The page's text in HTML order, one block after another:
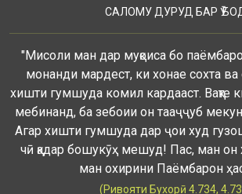
САЛОМУ ДУРУД БАР Ӯ
"Мисоли ман дар муқоиса бо
монанди мардест, ки хонае сохта ва
хишти гумшуда комил кардааст. Вақте
мебинанд, ба зебоии он тааҷҷуб
Агар хишти гумшуда дар ҷои худ
чӣ қадар бошукӯҳ мешуд! Пас, ман он
ман охирини Паёмбарон
(Ривояти Бухорӣ 4.734,